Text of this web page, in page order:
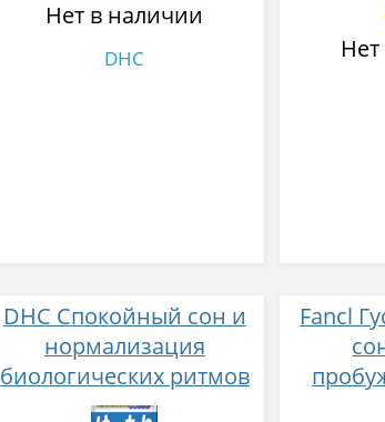
Нет в наличии
DHC
DHC Спокойный сон и
нормализация
биологических ритмов
60 капсул на 30 дней
Fancl